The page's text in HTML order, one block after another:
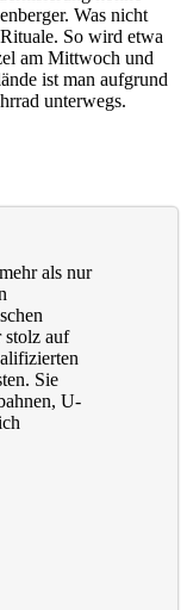
Was nicht
So wird etwa
am Mittwoch und
ist man aufgrund
unterwegs.
als nur
stolz auf
Sie
U-